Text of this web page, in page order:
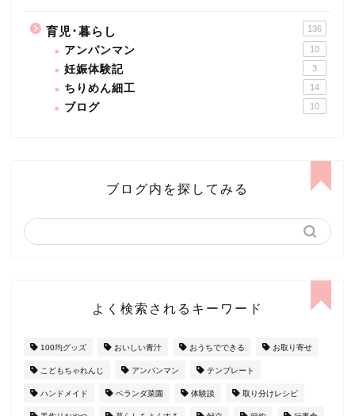
育児･暮らし 136
アンパンマン 10
妊娠体験記 3
ちりめん細工 14
ブログ 10
ブログ内を探してみる
よく検索されるキーワード
100均グッズ おいしい青汁 おうちでできる お取り寄せ
こどもちゃれんじ アンパンマン テンプレート
ハンドメイド ベランダ菜園 体験談 取り分けレシピ